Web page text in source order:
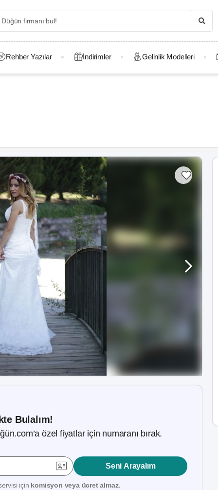
Rehber Yazılar İndirimler Gelinlik Modelleri
Bulalım!
özel fiyatlar için numaranı bırak.
Seni Arayalım
için komisyon veya ücret almaz.